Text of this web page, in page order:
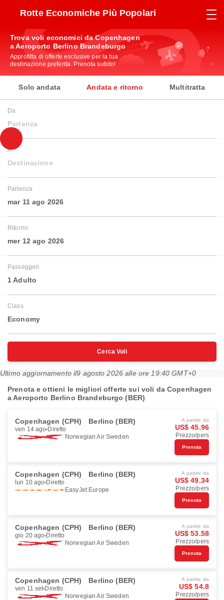
Rotte Economiche Più Popolari
Trova voli economici da Copenhagen
a Aeroporto Berlino Brandeburgo
Approfitta di offerte esclusive per la tua
destinazione preferita. Prenota subito!
Solo andata Andata e ritorno Multitratta
Da
Partenza
A
Destinazione
Partenza
mar 11 ago 2026
Ritorno
mer 12 ago 2026
Passeggeri
1 Adulto
Class
Economy
Cerca Voli
Ultimo aggiornamento il9 agosto 2026 alle ore 19:40 GMT+0
Prenota e ottieni le migliori offerte sui voli da Copenhagen
a Aeroporto Berlino Brandeburgo (BER)
Copenhagen (CPH) Berlino (BER)
ven 14 ago Diretto
Norwegian Air Sweden
A partire da
US$ 45.96
Prezzo/pers
Prenota
Copenhagen (CPH) Berlino (BER)
lun 10 ago Diretto
EasyJet Europe
A partire da
US$ 49.34
Prezzo/pers
Prenota
Copenhagen (CPH) Berlino (BER)
gio 20 ago Diretto
Norwegian Air Sweden
A partire da
US$ 53.58
Prezzo/pers
Prenota
Copenhagen (CPH) Berlino (BER)
ven 11 set Diretto
Norwegian Air Sweden
A partire da
US$ 54.8
Prezzo/pers